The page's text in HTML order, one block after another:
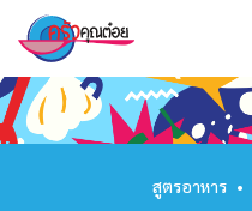
หน้าแรก
สูตรอาหาร •